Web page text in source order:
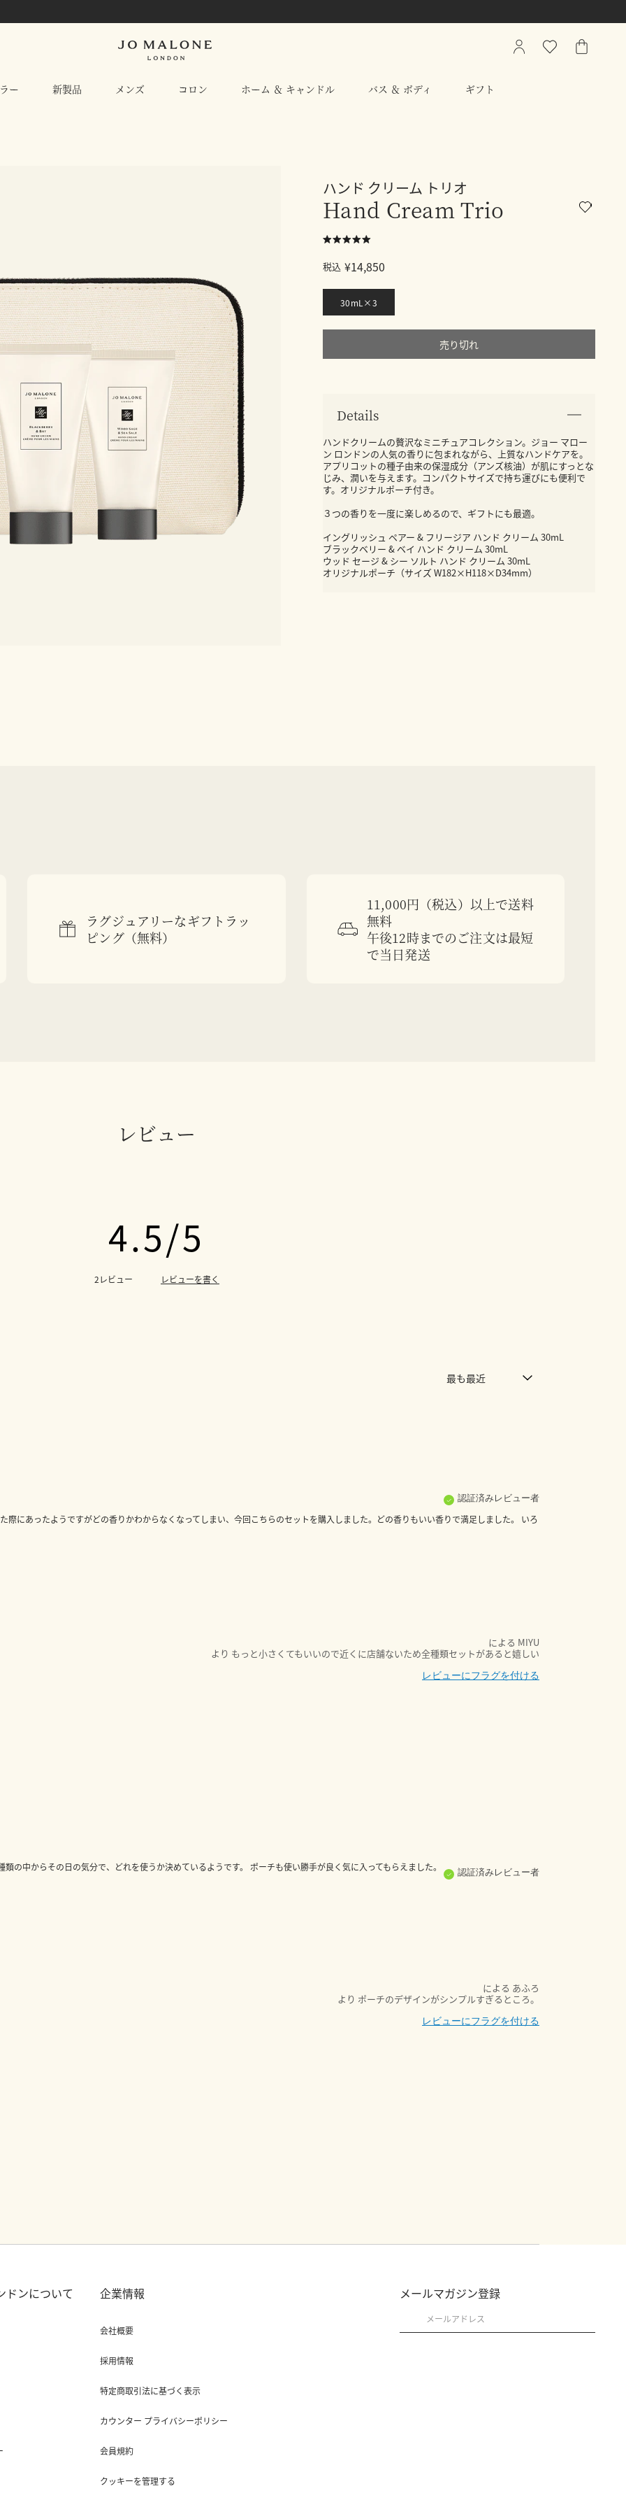
ー 新製品 メンズ コロン ホーム ＆ キャンドル バス ＆ ボディ ギフト
My
ウ
シ
ハンド クリーム トリオ
Hand Cream Trio
税込 ¥14,850
30mL×3
売り切れ
Details
ハンドクリームの贅沢なミニチュアコレクション。ジョー マロー
ン ロンドンの人気の香りに包まれながら、上質なハンドケアを。
アプリコットの種子由来の保湿成分（アンズ核油）が肌にすっとな
じみ、潤いを与えます。コンパクトサイズで持ち運びにも便利で
す。オリジナルポーチ付き。
３つの香りを一度に楽しめるので、ギフトにも最適。
イングリッシュ ペアー & フリージア ハンド クリーム 30mL
ブラックベリー & ベイ ハンド クリーム 30mL
ウッド セージ & シー ソルト ハンド クリーム 30mL
オリジナルポーチ（サイズ W182×H118×D34mm）
ラグジュアリーなギフトラッ
ピング（無料）
11,000円（税込）以上で送料
無料
午後12時までのご注文は最短
で当日発送
レビュー
4.5
2レビュー レビューを書く
による MIYU
より もっと小さくてもいいので近くに店舗ないため全種類セットがあると嬉しい
認証済みレビュー者
際にあったようですがどの香りかわからなくなってしまい、今回こちらのセットを購入しました。どの香りもいい香りで満足しました。 いろ
レビューにフラグを付ける
による あふろ
より ポーチのデザインがシンプルすぎるところ。
認証済みレビュー者
の中からその日の気分で、どれを使うか決めているようです。 ポーチも使い勝手が良く気に入ってもらえました。
レビューにフラグを付ける
メールマガジン登録
ドンについて 企業情報
会社概要
採用情報
特定商取引法に基づく表示
カウンター プライバシーポリシー
会員規約
クッキーを管理する